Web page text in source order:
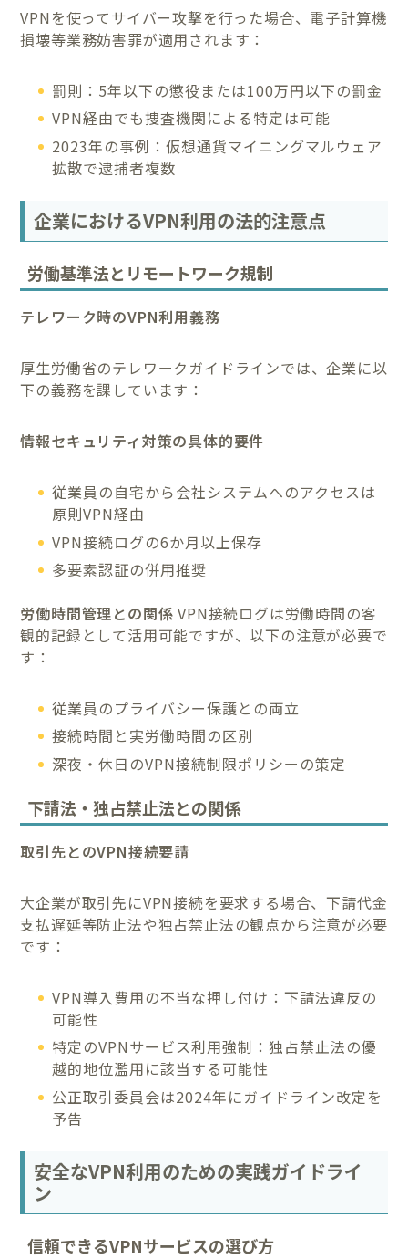
VPNを使ってサイバー攻撃を行った場合、電子計算機
損壊等業務妨害罪が適用されます：
罰則：5年以下の懲役または100万円以下の罰金
VPN経由でも捜査機関による特定は可能
2023年の事例：仮想通貨マイニングマルウェア
拡散で逮捕者複数
企業におけるVPN利用の法的注意点
労働基準法とリモートワーク規制
テレワーク時のVPN利用義務
厚生労働省のテレワークガイドラインでは、企業に以
下の義務を課しています：
情報セキュリティ対策の具体的要件
従業員の自宅から会社システムへのアクセスは
原則VPN経由
VPN接続ログの6か月以上保存
多要素認証の併用推奨
労働時間管理との関係 VPN接続ログは労働時間の客
観的記録として活用可能ですが、以下の注意が必要で
す：
従業員のプライバシー保護との両立
接続時間と実労働時間の区別
深夜・休日のVPN接続制限ポリシーの策定
下請法・独占禁止法との関係
取引先とのVPN接続要請
大企業が取引先にVPN接続を要求する場合、下請代金
支払遅延等防止法や独占禁止法の観点から注意が必要
です：
VPN導入費用の不当な押し付け：下請法違反の
可能性
特定のVPNサービス利用強制：独占禁止法の優
越的地位濫用に該当する可能性
公正取引委員会は2024年にガイドライン改定を
予告
安全なVPN利用のための実践ガイドライ
ン
信頼できるVPNサービスの選び方